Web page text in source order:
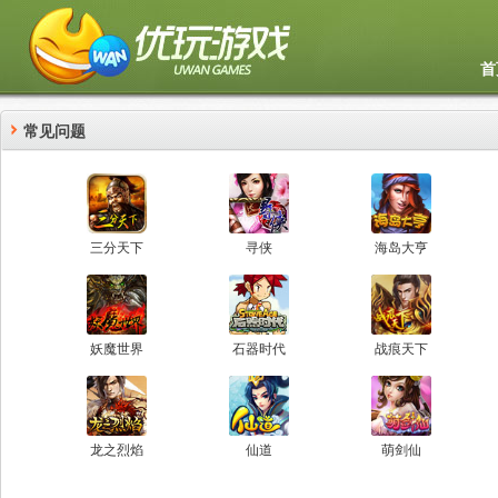
常见问题
三分天下 寻侠 海岛大亨
妖魔世界 石器时代 战痕天下
龙之烈焰 仙道 萌剑仙